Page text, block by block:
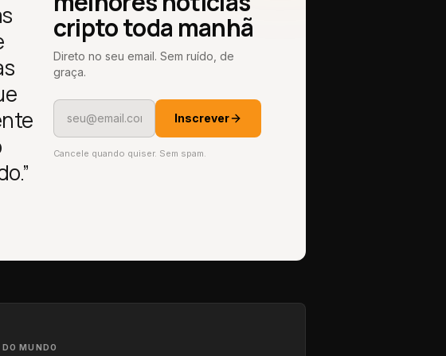
cripto toda manhã
Direto no seu email. Sem ruído, de
graça.
Inscrever
Cancele quando quiser. Sem spam.
MUNDO